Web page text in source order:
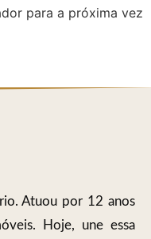
para a próxima vez
Atuou por 12 anos
Hoje, une essa